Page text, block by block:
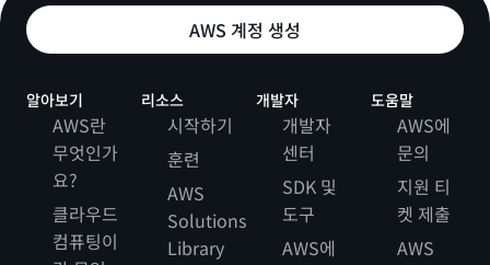
AWS 계정 생성
알아보기
AWS란
무엇인가
요?
클라우드
컴퓨팅이
리소스
시작하기
훈련
AWS
Solutions
Library
개발자
개발자
센터
SDK 및
도구
AWS에
도움말
AWS에
문의
지원 티
켓 제출
AWS